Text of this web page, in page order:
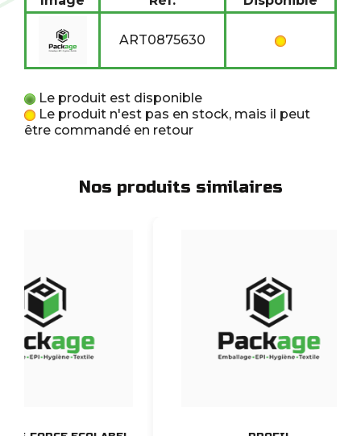
ART0875630
Le produit est disponible
Le produit n'est pas en stock, mais il peut
être commandé en retour
Nos produits similaires